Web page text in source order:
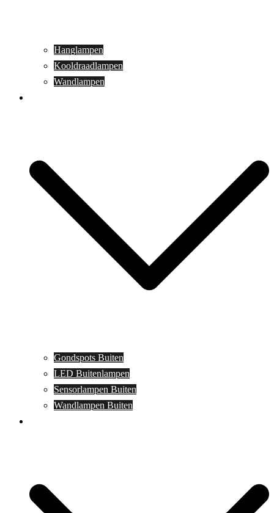
Hanglampen
Kooldraadlampen
Wandlampen
Gondspots Buiten
LED Buitenlampen
Sensorlampen Buiten
Wandlampen Buiten